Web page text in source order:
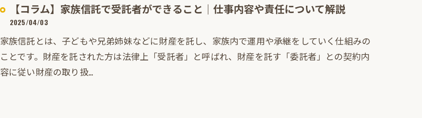
【コラム】家族信託で受託者ができること｜仕事内容や責任について解説
2025/04/03
家族信託とは、子どもや兄弟姉妹などに財産を託し、家族内で運用や承継をしていく仕組みの
ことです。財産を託された方は法律上「受託者」と呼ばれ、財産を託す「委託者」との契約内
容に従い財産の取り扱…